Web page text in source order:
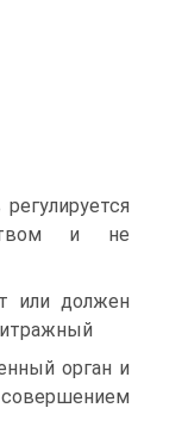
и не
или должен
орган и